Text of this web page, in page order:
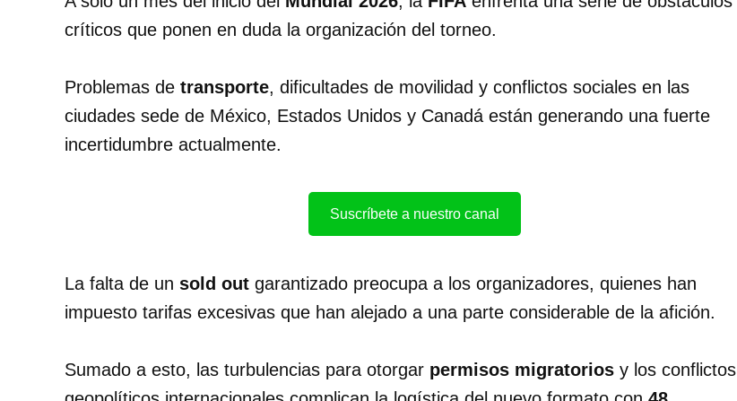
críticos que ponen en duda la organización del torneo.
Problemas de transporte, dificultades de movilidad y conflictos sociales en las
ciudades sede de México, Estados Unidos y Canadá están generando una fuerte
incertidumbre actualmente.
Suscríbete a nuestro canal
La falta de un sold out garantizado preocupa a los organizadores, quienes han
impuesto tarifas excesivas que han alejado a una parte considerable de la afición.
Sumado a esto, las turbulencias para otorgar permisos migratorios y los conflictos